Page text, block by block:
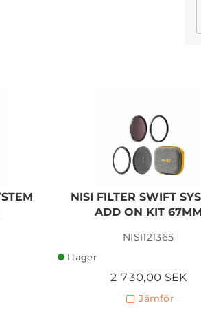
Lägg i kundvagn
NISI FILTER SWIFT
ADD ON KIT 67MM
NISI121365
I lager
2 730,00 SEK
Jämför